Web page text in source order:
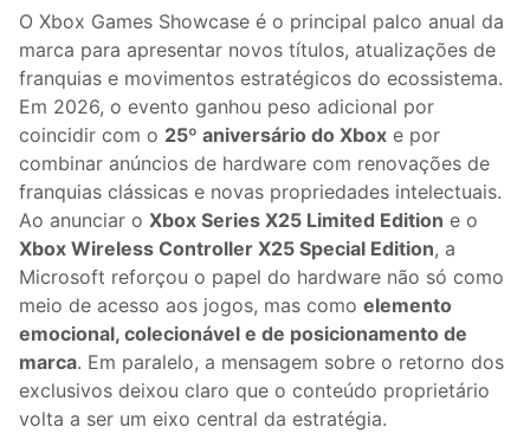
O Xbox Games Showcase é o principal palco anual da
marca para apresentar novos títulos, atualizações de
franquias e movimentos estratégicos do ecossistema.
Em 2026, o evento ganhou peso adicional por
coincidir com o 25º aniversário do Xbox e por
combinar anúncios de hardware com renovações de
franquias clássicas e novas propriedades intelectuais.
Ao anunciar o Xbox Series X25 Limited Edition e o
Xbox Wireless Controller X25 Special Edition, a
Microsoft reforçou o papel do hardware não só como
meio de acesso aos jogos, mas como elemento
emocional, colecionável e de posicionamento de
marca. Em paralelo, a mensagem sobre o retorno dos
exclusivos deixou claro que o conteúdo proprietário
volta a ser um eixo central da estratégia.